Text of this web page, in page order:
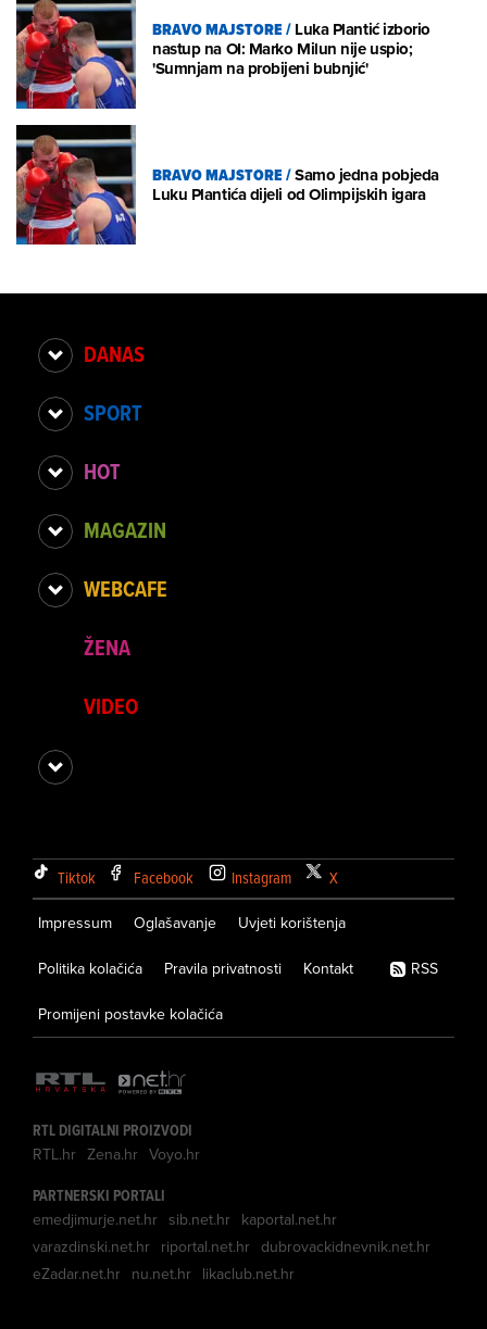
BRAVO MAJSTORE/Luka Plantić izborio
nastup na OI: Marko Milun nije uspio;
'Sumnjam na probijeni bubnjić'
BRAVO MAJSTORE/Samo jedna pobjeda
Luku Plantića dijeli od Olimpijskih igara
DANAS
SPORT
HOT
MAGAZIN
WEBCAFE
ŽENA
VIDEO
Tiktok Facebook Instagram X
Impressum Oglašavanje Uvjeti korištenja
Politika kolačića Pravila privatnosti Kontakt
Promijeni postavke kolačića
RSS
RTL DIGITALNI PROIZVODI
RTL.hr Zena.hr Voyo.hr
PARTNERSKI PORTALI
emedjimurje.net.hr sib.net.hr kaportal.net.hr
varazdinski.net.hr riportal.net.hr dubrovackidnevnik.net.hr
eZadar.net.hr nu.net.hr likaclub.net.hr